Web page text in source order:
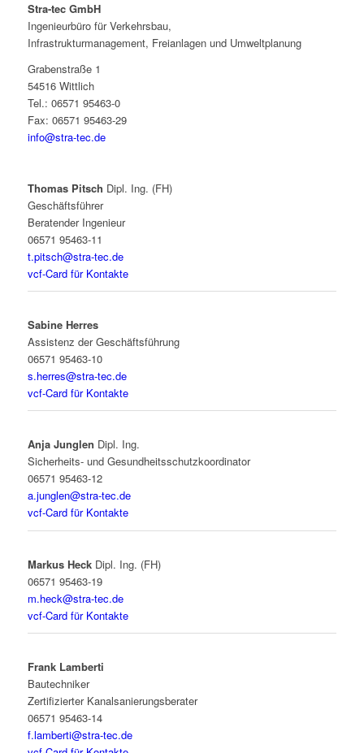
Stra-tec GmbH
Ingenieurbüro für Verkehrsbau,
Infrastrukturmanagement, Freianlagen und Umweltplanung
Grabenstraße 1
54516 Wittlich
Tel.: 06571 95463-0
Fax: 06571 95463-29
info@stra-tec.de
Thomas Pitsch Dipl. Ing. (FH)
Geschäftsführer
Beratender Ingenieur
06571 95463-11
t.pitsch@stra-tec.de
vcf-Card für Kontakte
Sabine Herres
Assistenz der Geschäftsführung
06571 95463-10
s.herres@stra-tec.de
vcf-Card für Kontakte
Anja Junglen Dipl. Ing.
Sicherheits- und Gesundheitsschutzkoordinator
06571 95463-12
a.junglen@stra-tec.de
vcf-Card für Kontakte
Markus Heck Dipl. Ing. (FH)
06571 95463-19
m.heck@stra-tec.de
vcf-Card für Kontakte
Frank Lamberti
Bautechniker
Zertifizierter Kanalsanierungsberater
06571 95463-14
f.lamberti@stra-tec.de